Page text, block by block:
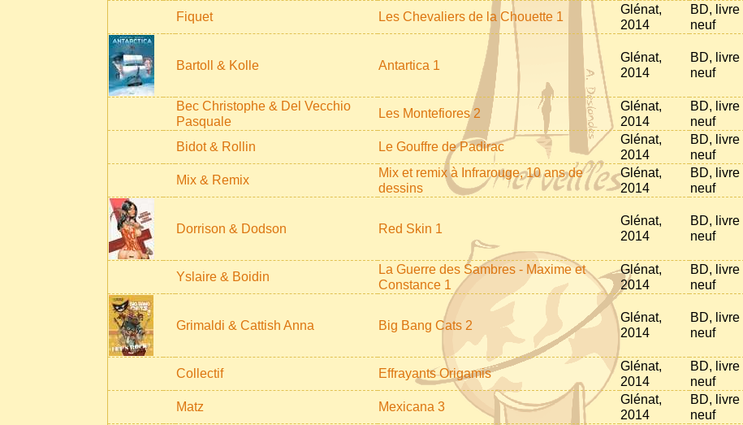
Fiquet
Les Chevaliers de la Chouette 1
Glénat,
2014
BD, livre
neuf
Bartoll & Kolle Antartica 1
Glénat,
2014
BD, livre
neuf
Bec Christophe & Del Vecchio
Pasquale
Les Montefiores 2
Glénat,
2014
BD, livre
neuf
Bidot & Rollin
Le Gouffre de Padirac
Glénat,
2014
BD, livre
neuf
Mix & Remix
Mix et remix à Infrarouge, 10 ans de
dessins
Glénat,
2014
BD, livre
neuf
Dorrison & Dodson Red Skin 1
Glénat,
2014
BD, livre
neuf
Yslaire & Boidin
La Guerre des Sambres - Maxime et
Constance 1
Glénat,
2014
BD, livre
neuf
Grimaldi & Cattish Anna Big Bang Cats 2
Glénat,
2014
BD, livre
neuf
Collectif Effrayants Origamis
Glénat,
2014
BD, livre
neuf
Matz Mexicana 3
Glénat,
2014
BD, livre
neuf